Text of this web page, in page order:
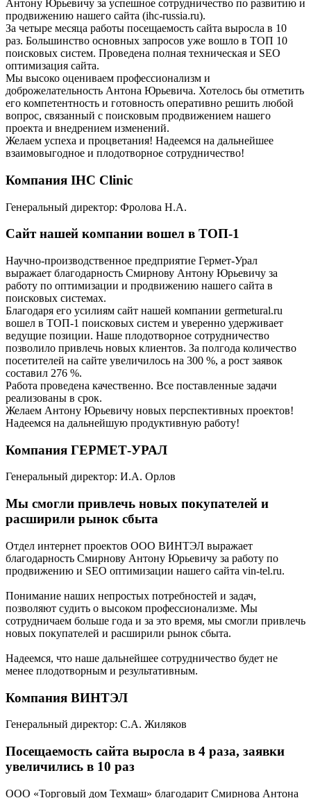
Антону Юрьевичу за успешное сотрудничество по развитию и
продвижению нашего сайта (ihc-russia.ru).
За четыре месяца работы посещаемость сайта выросла в 10
раз. Большинство основных запросов уже вошло в ТОП 10
поисковых систем. Проведена полная техническая и SEO
оптимизация сайта.
Мы высоко оцениваем профессионализм и
доброжелательность Антона Юрьевича. Хотелось бы отметить
его компетентность и готовность оперативно решить любой
вопрос, связанный с поисковым продвижением нашего
проекта и внедрением изменений.
Желаем успеха и процветания! Надеемся на дальнейшее
взаимовыгодное и плодотворное сотрудничество!
Компания IHC Clinic
Генеральный директор: Фролова Н.А.
Сайт нашей компании вошел в ТОП-1
Научно-производственное предприятие Гермет-Урал
выражает благодарность Смирнову Антону Юрьевичу за
работу по оптимизации и продвижению нашего сайта в
поисковых системах.
Благодаря его усилиям сайт нашей компании germetural.ru
вошел в ТОП-1 поисковых систем и уверенно удерживает
ведущие позиции. Наше плодотворное сотрудничество
позволило привлечь новых клиентов. За полгода количество
посетителей на сайте увеличилось на 300 %, а рост заявок
составил 276 %.
Работа проведена качественно. Все поставленные задачи
реализованы в срок.
Желаем Антону Юрьевичу новых перспективных проектов!
Надеемся на дальнейшую продуктивную работу!
Компания ГЕРМЕТ-УРАЛ
Генеральный директор: И.А. Орлов
Мы смогли привлечь новых покупателей и
расширили рынок сбыта
Отдел интернет проектов ООО ВИНТЭЛ выражает
благодарность Смирнову Антону Юрьевичу за работу по
продвижению и SEO оптимизации нашего сайта vin-tel.ru.
Понимание наших непростых потребностей и задач,
позволяют судить о высоком профессионализме. Мы
сотрудничаем больше года и за это время, мы смогли привлечь
новых покупателей и расширили рынок сбыта.
Надеемся, что наше дальнейшее сотрудничество будет не
менее плодотворным и результативным.
Компания ВИНТЭЛ
Генеральный директор: С.А. Жиляков
Посещаемость сайта выросла в 4 раза, заявки
увеличились в 10 раз
ООО «Торговый дом Техмаш» благодарит Смирнова Антона